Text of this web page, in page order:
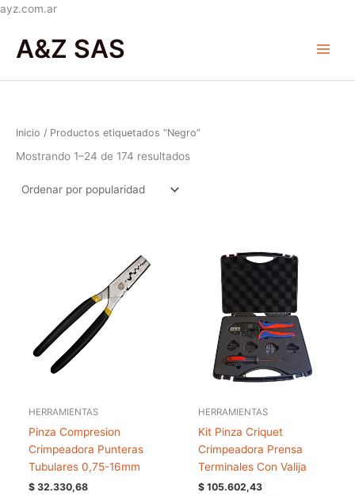
ayz.com.arIr
contenido
A&Z SAS
Menu
Inicio / Productos etiquetados “Negro”
Mostrando 1–24 de 174 resultados
HERRAMIENTAS
Pinza Compresion
Crimpeadora Punteras
Tubulares 0,75-16mm
$ 32.330,68
HERRAMIENTAS
Kit Pinza Criquet
Crimpeadora Prensa
Terminales Con Valija
$ 105.602,43